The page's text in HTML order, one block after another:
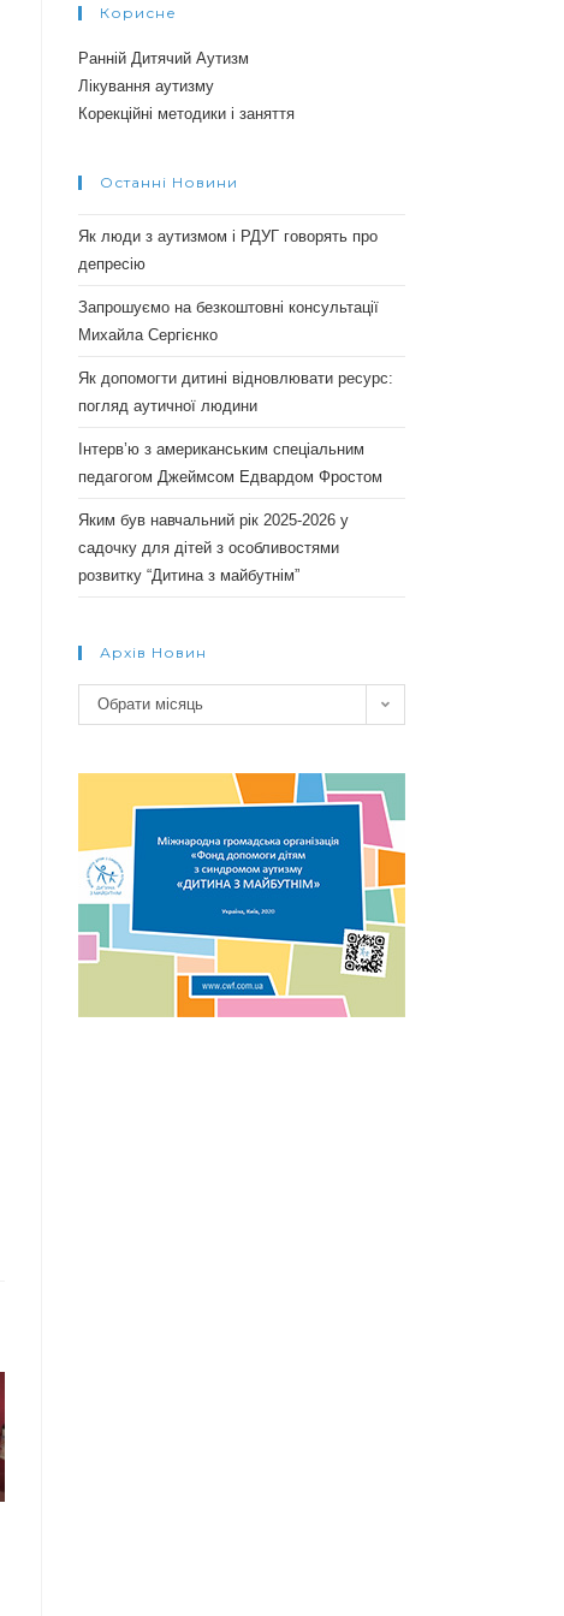
Корисне
Ранній Дитячий Аутизм
Лікування аутизму
Корекційні методики і заняття
Останні Новини
Як люди з аутизмом і РДУГ говорять про
депресію
Запрошуємо на безкоштовні консультації
Михайла Сергієнко
Як допомогти дитині відновлювати ресурс:
погляд аутичної людини
Інтерв’ю з американським спеціальним
педагогом Джеймсом Едвардом Фростом
Яким був навчальний рік 2025-2026 у
садочку для дітей з особливостями
розвитку “Дитина з майбутнім”
Архів Новин
Архів
новин
Обрати місяць